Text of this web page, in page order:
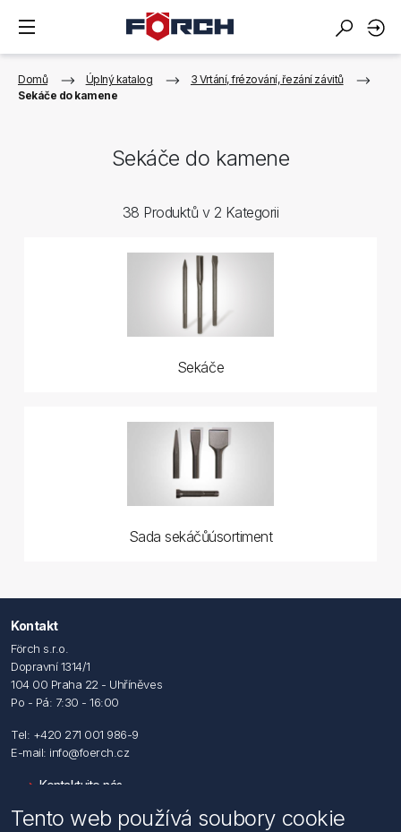
Domů Úplný katalog
3 Vrtání, frézování, řezání závitů
Sekáče do kamene
Sekáče do kamene
38 Produktů v 2 Kategorii
Sekáče
Sada sekáčůúsortiment
Kontakt
Förch s.r.o.
Dopravní 1314/1
104 00 Praha 22 - Uhříněves
Po - Pá: 7:30 - 16:00
Tel: +420 271 001 986-9
E-mail: info@foerch.cz
Kontaktujte nás
Tento web používá soubory cookie